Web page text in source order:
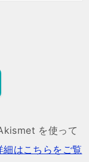
を使って
はこちらをご覧